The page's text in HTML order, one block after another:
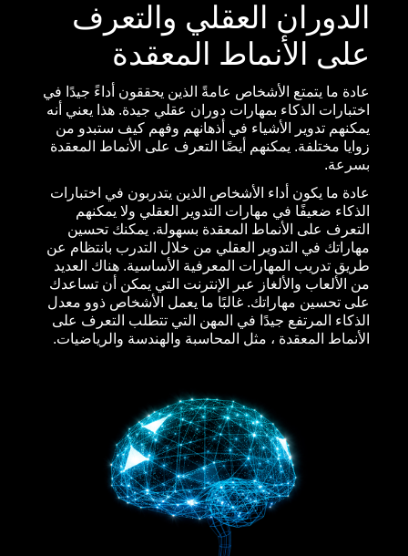
الدوران العقلي والتعرف
على الأنماط المعقدة
عادة ما يتمتع الأشخاص عامةً الذين يحققون أداءً جيدًا في
اختبارات الذكاء بمهارات دوران عقلي جيدة. هذا يعني أنه
يمكنهم تدوير الأشياء في أذهانهم وفهم كيف ستبدو من
زوايا مختلفة. يمكنهم أيضًا التعرف على الأنماط المعقدة
بسرعة.
عادة ما يكون أداء الأشخاص الذين يتدربون في اختبارات
الذكاء ضعيفًا في مهارات التدوير العقلي ولا يمكنهم
التعرف على الأنماط المعقدة بسهولة. يمكنك تحسين
مهاراتك في التدوير العقلي من خلال التدرب بانتظام عن
طريق تدريب المهارات المعرفية الأساسية. هناك العديد
من الألعاب والألغاز عبر الإنترنت التي يمكن أن تساعدك
على تحسين مهاراتك. غالبًا ما يعمل الأشخاص ذوو معدل
الذكاء المرتفع جيدًا في المهن التي تتطلب التعرف على
الأنماط المعقدة ، مثل المحاسبة والهندسة والرياضيات.